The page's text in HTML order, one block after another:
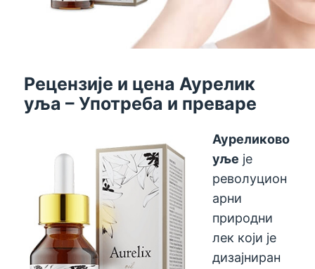
Рецензије и цена Аурелик
уља – Употреба и преваре
Ауреликово
уље је
револуцион
арни
природни
лек који је
дизајниран